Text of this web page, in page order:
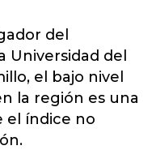
del
Universidad del
el bajo nivel
la región es una
el índice no